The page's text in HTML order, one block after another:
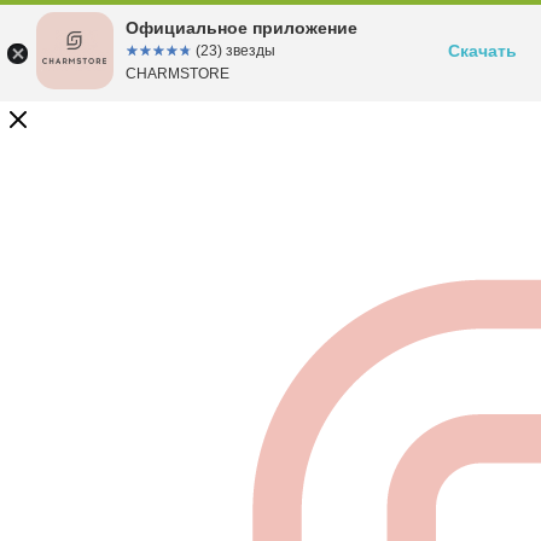
Официальное приложение
☆☆☆☆☆
★★★★★ (23) звезды
CHARMSTORE
Скачать